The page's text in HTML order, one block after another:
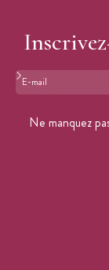
Format :
Ne manquez